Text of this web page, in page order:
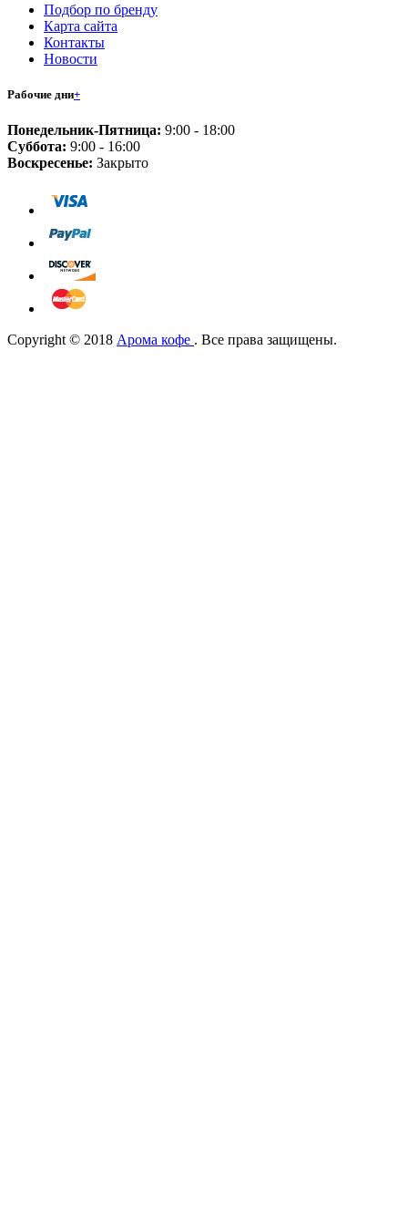
Подбор по бренду
Карта сайта
Контакты
Новости
Рабочие дни+
Понедельник-Пятница: 9:00 - 18:00
Суббота: 9:00 - 16:00
Воскресенье: Закрыто
Copyright © 2018 Арома кофе . Все права защищены.